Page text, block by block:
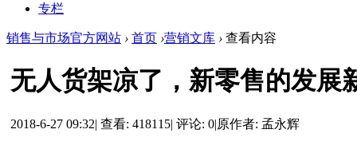
专栏
销售与市场官方网站 › 首页 ›营销文库 › 查看内容
无人货架凉了，新零售的发展
2018-6-27 09:32| 查看: 418115| 评论: 0|原作者: 孟永辉